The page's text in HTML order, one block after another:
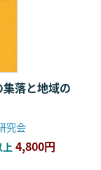
落と地域の
究会
上 4,800円